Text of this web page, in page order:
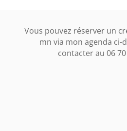
Vous pouvez réserver un
mn via mon agenda ci-
contacter au 06 70